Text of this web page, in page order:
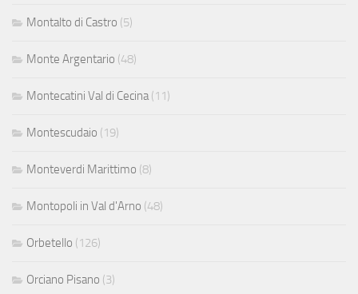
Montalto di Castro (5)
Monte Argentario (48)
Montecatini Val di Cecina (11)
Montescudaio (19)
Monteverdi Marittimo (8)
Montopoli in Val d'Arno (48)
Orbetello (126)
Orciano Pisano (3)